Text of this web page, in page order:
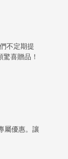
不定期提
喜贈品！
屬優惠。讓